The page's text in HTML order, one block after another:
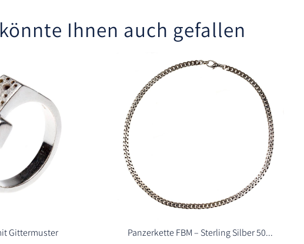
Ihnen auch gefallen
Gittermuster Panzerkette FBM – Sterling Silber 50...